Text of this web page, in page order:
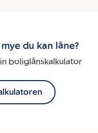
du kan låne?
boliglånskalkulator